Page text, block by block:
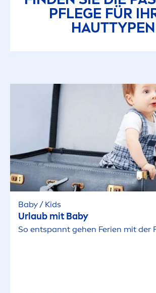
PFLEGE FÜR
HAUTTYPEN
Baby / Kids
Urlaub mit Baby
So entspannt gehen Ferien mit der